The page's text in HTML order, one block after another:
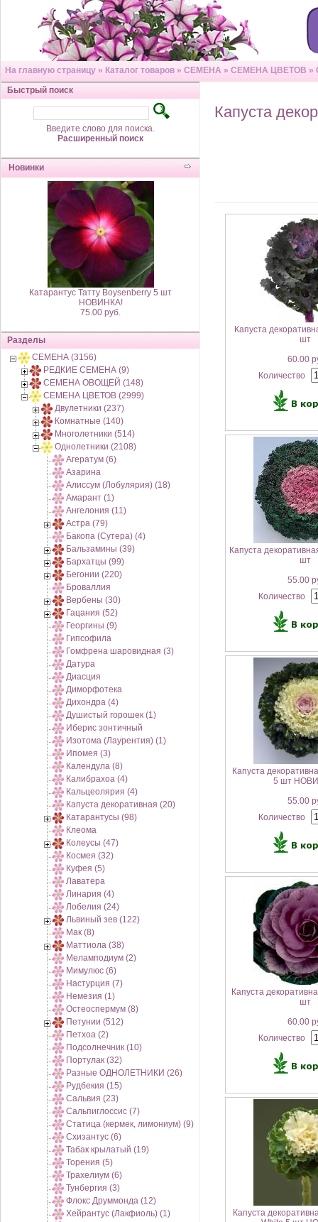
На главную страницу » Каталог товаров » СЕМЕНА » СЕМЕНА ЦВЕТОВ »
Быстрый поиск
Введите слово для поиска.
Расширенный поиск
Новинки
Катарантус Татту Boysenberry 5 шт
НОВИНКА!
75.00 руб.
Разделы
СЕМЕНА (3156)
РЕДКИЕ СЕМЕНА (9)
СЕМЕНА ОВОЩЕЙ (148)
СЕМЕНА ЦВЕТОВ (2999)
Двулетники (237)
Комнатные (140)
Многолетники (514)
Однолетники (2108)
Агератум (6)
Азарина
Алиссум (Лобулярия) (18)
Амарант (1)
Ангелония (11)
Астра (79)
Бакопа (Сутера) (4)
Бальзамины (39)
Бархатцы (99)
Бегонии (220)
Броваллия
Вербены (30)
Гацания (52)
Георгины (9)
Гипсофила
Гомфрена шаровидная (3)
Датура
Диасция
Диморфотека
Дихондра (4)
Душистый горошек (1)
Иберис зонтичный
Изотома (Лаурентия) (1)
Ипомея (3)
Календула (8)
Калибрахоа (4)
Кальцеолярия (4)
Капуста декоративная (20)
Катарантусы (98)
Клеома
Колеусы (47)
Космея (32)
Куфея (5)
Лаватера
Линария (4)
Лобелия (24)
Львиный зев (122)
Мак (8)
Маттиола (38)
Меламподиум (2)
Мимулюс (6)
Настурция (7)
Немезия (1)
Остеоспермум (8)
Петунии (512)
Петхоа (2)
Подсолнечник (10)
Портулак (32)
Разные ОДНОЛЕТНИКИ (26)
Рудбекия (15)
Сальвия (23)
Сальпиглоссис (7)
Статица (кермек, лимониум) (9)
Схизантус (6)
Табак крылатый (19)
Торения (5)
Трахелиум (6)
Тунбергия (3)
Флокс Друммонда (12)
Хейрантус (Лакфиоль) (1)
Капуста
Капуста
шт
60.00
Количество
Капуста
шт
55.00
Количество
Капуста
5 шт
55.00
Количество
Капуста
шт
60.00
Количество
Капуста